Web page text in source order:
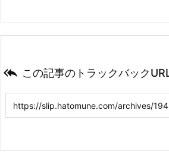
 この記事のトラックバック